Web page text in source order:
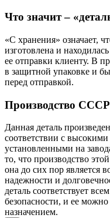
Что значит –
«С хранения» означает,
изготовлена и
ее отправки клиенту. В
в защитной упаковке и
перед отправкой.
Производство
Данная деталь
соответствии с высокими
установленными на
то, что производство
она до сих пор является
надежности и
деталь соответствует
безопасности, и ее можно
назначением.